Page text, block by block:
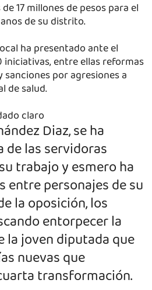
17 millones de pesos para el
de su distrito.
ha presentado ante el
iniciativas, entre ellas reformas
por agresiones a
de salud.
claro
Diaz, se ha
las servidoras
trabajo y esmero ha
entre personajes de su
la oposición, los
entorpecer la
la joven diputada que
nuevas que
transformación.